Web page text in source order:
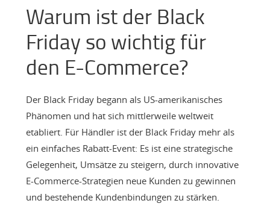
Warum ist der Black
Friday so wichtig für
den E-Commerce?
Der Black Friday begann als US-amerikanisches
Phänomen und hat sich mittlerweile weltweit
etabliert. Für Händler ist der Black Friday mehr als
ein einfaches Rabatt-Event: Es ist eine strategische
Gelegenheit, Umsätze zu steigern, durch innovative
E-Commerce-Strategien neue Kunden zu gewinnen
und bestehende Kundenbindungen zu stärken.